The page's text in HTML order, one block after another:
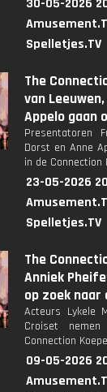
30-05-2026
Spelletjes.TV
The
van
Appelo gaan
Presentatoren
Dorst en Anne
in de Connection
23-05-2026
Spelletjes.TV
The
Anniek
op zoek naar
Acteurs Lykele
Croiset
Connection
09-05-2026